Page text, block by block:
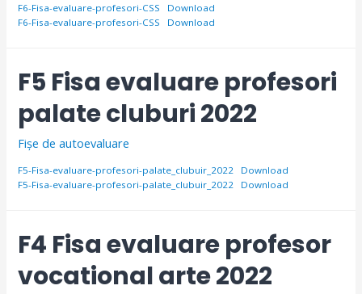
F6-Fisa-evaluare-profesori-CSS
Download
F6-Fisa-evaluare-profesori-CSS
Download
F5 Fisa evaluare profesori
palate cluburi 2022
Fișe de autoevaluare
F5-Fisa-evaluare-profesori-palate_clubuir_2022
Download
F5-Fisa-evaluare-profesori-palate_clubuir_2022
Download
F4 Fisa evaluare profesor
vocational arte 2022